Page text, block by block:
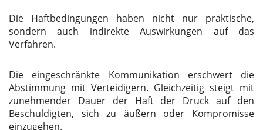
Die Haftbedingungen haben nicht nur praktische,
sondern auch indirekte Auswirkungen auf das
Verfahren.
Die eingeschränkte Kommunikation erschwert die
Abstimmung mit Verteidigern. Gleichzeitig steigt mit
zunehmender Dauer der Haft der Druck auf den
Beschuldigten, sich zu äußern oder Kompromisse
einzugehen.